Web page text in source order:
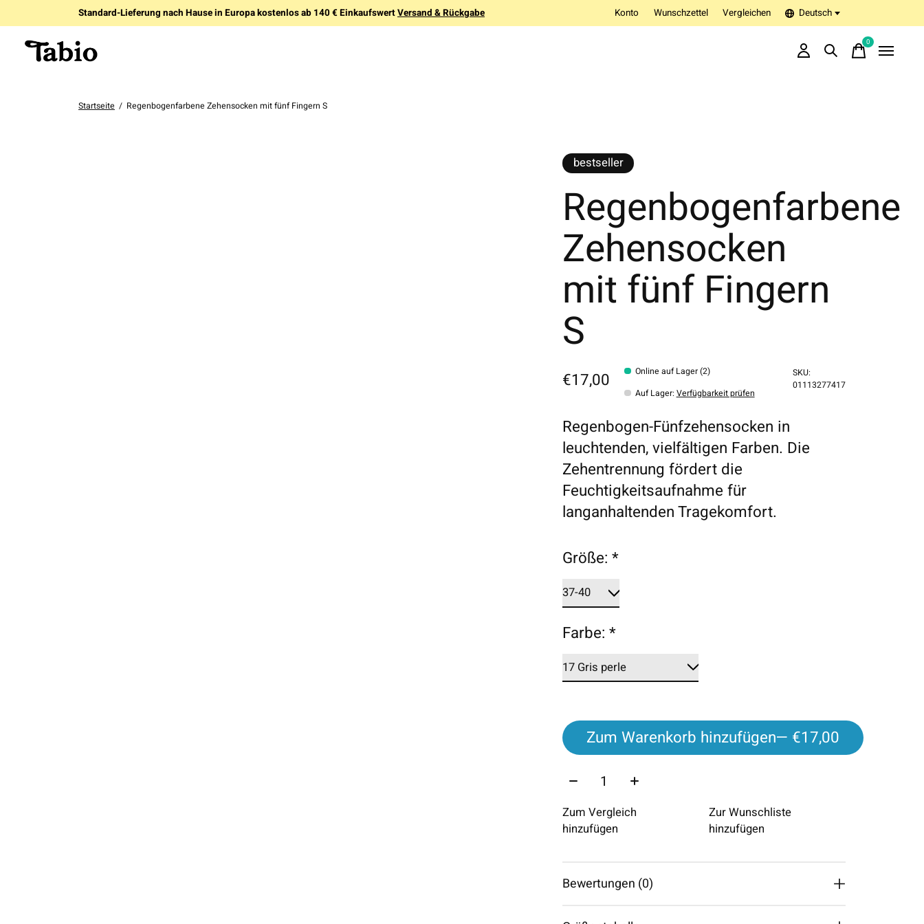
Standard-Lieferung nach Hause in Europa kostenlos ab 140 € EinkaufswertVersand & Rückgabe Konto Wunschzettel Vergleichen Deutsch
0items
Startseite / Regenbogenfarbene Zehensocken mit fünf Fingern S
bestseller
Regenbogenfarbene
Zehensocken
mit fünf Fingern
S
€17,00
Online auf Lager (2)
Auf Lager: Verfügbarkeit prüfen
SKU:
01113277417
Regenbogen-Fünfzehensocken in
leuchtenden, vielfältigen Farben. Die
Zehentrennung fördert die
Feuchtigkeitsaufnahme für
langanhaltenden Tragekomfort.
Größe:*
Farbe:*
Zum Warenkorb hinzufügen
— €17,00
Menge:
Zum Vergleich
hinzufügen
Zur Wunschliste
hinzufügen
Bewertungen (0)